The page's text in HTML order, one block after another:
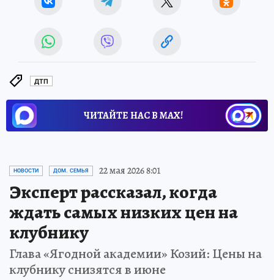
ДТП
ЧИТАЙТЕ НАС В МАХ!
НОВОСТИ ДОМ. СЕМЬЯ 22 мая 2026 8:01
Эксперт рассказал, когда
ждать самых низких цен на
клубнику
Глава «Ягодной академии» Козий: Цены на
клубнику снизятся в июне